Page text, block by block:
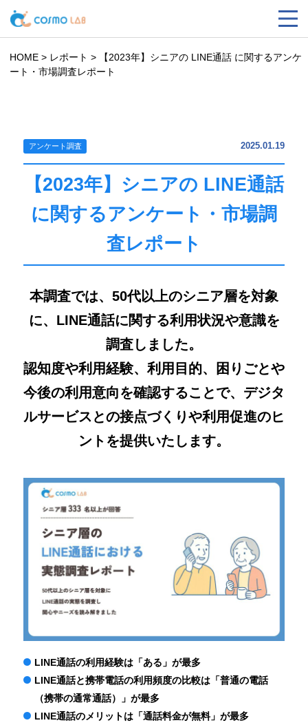
HOME > レポート >
【2023年】シニアの LINE通話 に関するアンケ
ート・市場調査レポート
アンケート調査 2025.01.19
【2023年】シニアの LINE通話
に関するアンケート・市場調
査レポート
本調査では、50代以上のシニア層を対象
に、LINE通話に関する利用状況や意識を
調査しました。
認知度や利用経験、利用目的、困りごとや
今後の利用意向を確認することで、デジタ
ルサービスとの接点づくりや利用促進のヒ
ントを提供いたします。
LINE通話の利用経験は「ある」が最多
LINE通話と携帯電話の利用頻度の比較は「普通の電話
（携帯の通常通話）」が最多
LINE通話のメリットは「通話料金が無料」が最多